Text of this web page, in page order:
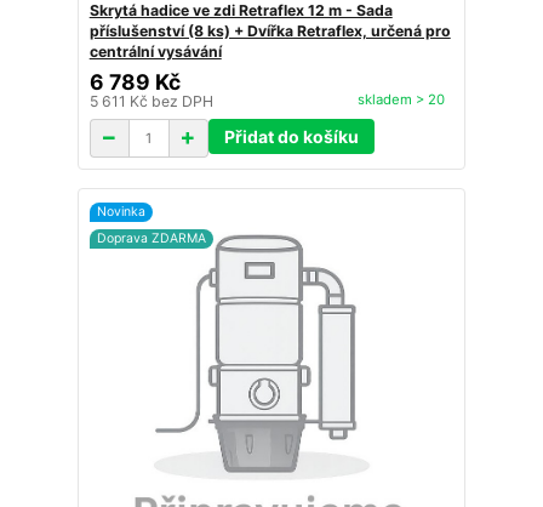
Skrytá hadice ve zdi Retraflex 12 m - Sada
příslušenství (8 ks) + Dvířka Retraflex, určená pro
centrální vysávání
6 789 Kč
5 611 Kč bez DPH skladem > 20
Přidat do košíku
Novinka
Doprava ZDARMA